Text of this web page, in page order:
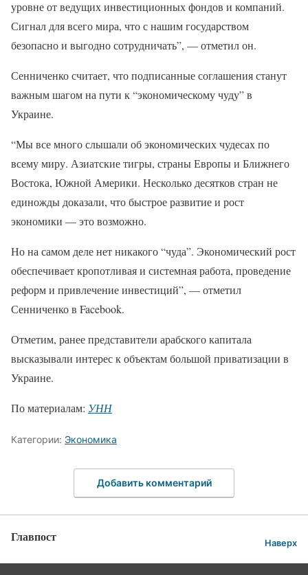
уровне от ведущих инвестиционных фондов и компаний.
Сигнал для всего мира, что с нашим государством
безопасно и выгодно сотрудничать”, — отметил он.
Сенниченко считает, что подписанные соглашения станут
важным шагом на пути к “экономическому чуду” в
Украине.
“Мы все много слышали об экономических чудесах по
всему миру. Азиатские тигры, страны Европы и Ближнего
Востока, Южной Америки. Несколько десятков стран не
единожды доказали, что быстрое развитие и рост
экономики — это возможно.
Но на самом деле нет никакого “чуда”. Экономический рост
обеспечивает кропотливая и системная работа, проведение
реформ и привлечение инвестиций”, — отметил
Сенниченко в Facebook.
Отметим, ранее представители арабского капитала
высказывали интерес к объектам большой приватизации в
Украине.
По материалам: УНН
Категории: Экономика
Добавить комментарий
Главпост Наверх